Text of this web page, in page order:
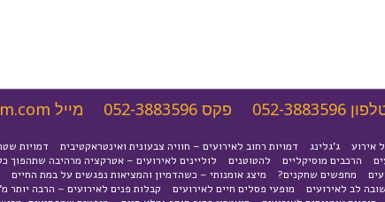
052-3883596 פקס 052-3883596 מייל
אירוע ג'גלינג דמויות רחוב לאירועים – חוויה צבעונית ואינטראקטיבית דמויות
הרכבים מוסיקליים להטוטנים לוליינים לאירועים – אטרקציה מרהיבה שתהפוך
מחפשים שחקנים? מיצג אומנותי – כשהדמיון והמציאות נפגשים על במת החיים
לב לאירועים מופעי פסלים חיים לאירועים קבלות פנים לאירועים – הרבה יותר